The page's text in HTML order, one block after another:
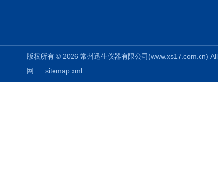
版权所有 © 2026 常州迅生仪器有限公司
网
sitemap.xml